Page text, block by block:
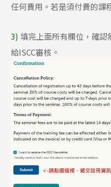
任何費用。若是須付費的課
3) 填完上面所有欄位，確
給ISCC審核。